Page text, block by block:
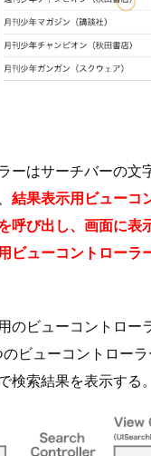
ーはサーチバーの文
結果表示用ビューコ
呼び出し、画面に表
ビューコントローラ
のビューコントロー
ビューコントロー
検索結果を表示する。